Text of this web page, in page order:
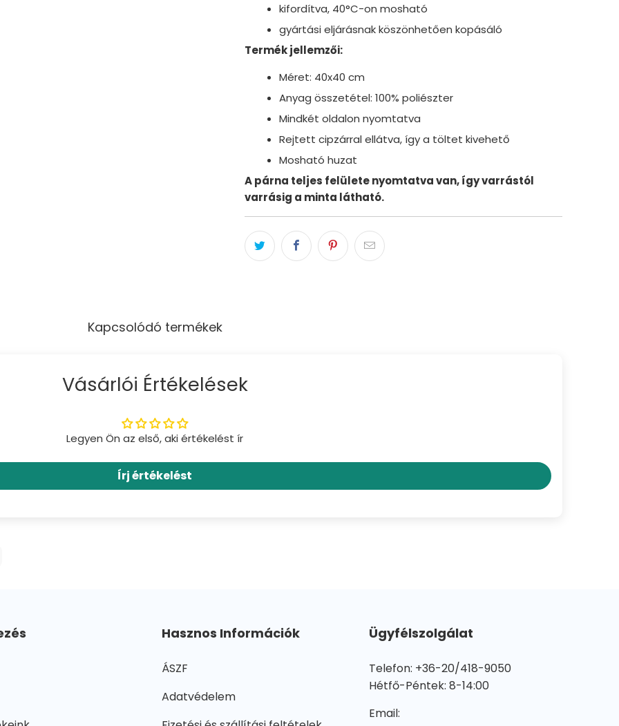
kifordítva, 40°C-on mosható
gyártási eljárásnak köszönhetően kopásáló
Termék jellemzői:
Méret: 40x40 cm
Anyag összetétel: 100% poliészter
Mindkét oldalon nyomtatva
Rejtett cipzárral ellátva, így a töltet kivehető
Mosható huzat
A párna teljes felülete nyomtatva van, így varrástól
varrásig a minta látható.
Kapcsolódó termékek
Vásárlói Értékelések
Legyen Ön az első, aki értékelést ír
Írj értékelést
Hasznos Információk
ÁSZF
Adatvédelem
Ügyfélszolgálat
Telefon: +36-20/418-9050
Hétfő-Péntek: 8-14:00
Email: